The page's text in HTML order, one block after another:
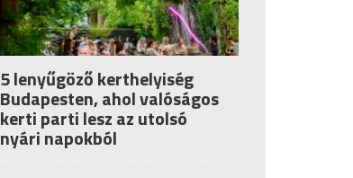
5 lenyűgöző kerthelyiség
Budapesten, ahol valóságos
kerti parti lesz az utolsó
nyári napokból